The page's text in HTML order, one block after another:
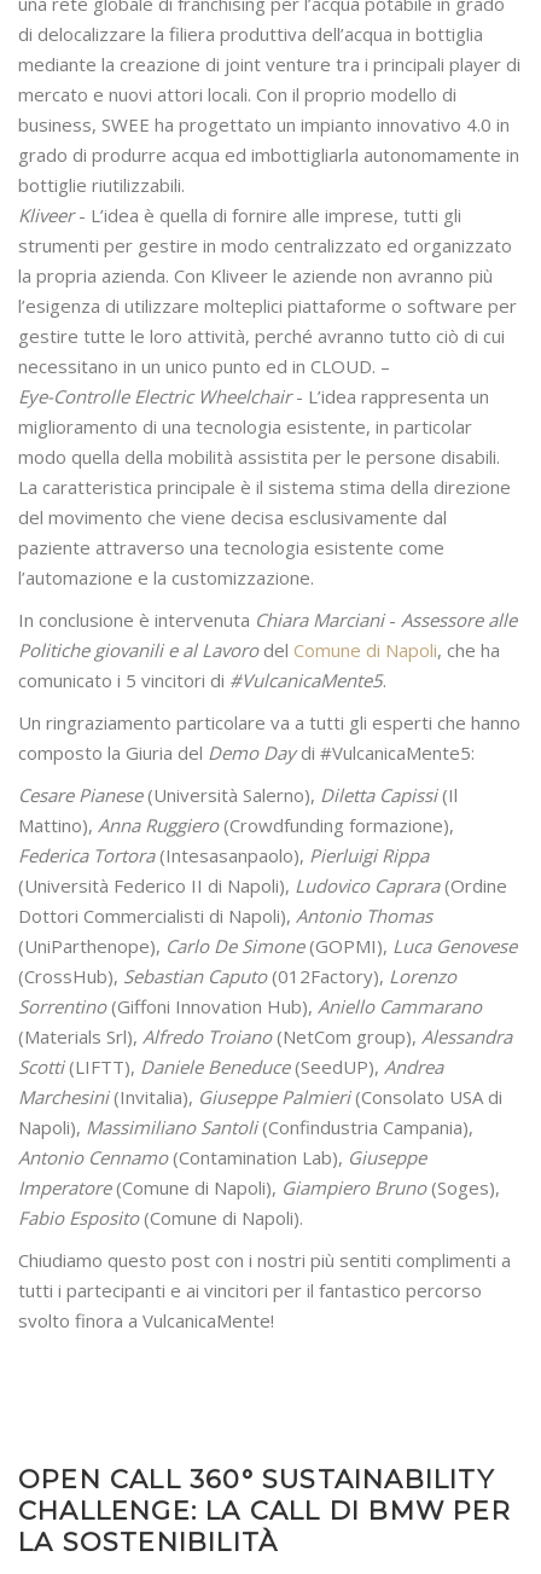
di delocalizzare la filiera produttiva dell’acqua in bottiglia
mediante la creazione di joint venture tra i principali player di
mercato e nuovi attori locali. Con il proprio modello di
business, SWEE ha progettato un impianto innovativo 4.0 in
grado di produrre acqua ed imbottigliarla autonomamente in
bottiglie riutilizzabili.
Kliveer- L’idea è quella di fornire alle imprese, tutti gli
strumenti per gestire in modo centralizzato ed organizzato
la propria azienda. Con Kliveer le aziende non avranno più
l’esigenza di utilizzare molteplici piattaforme o software per
gestire tutte le loro attività, perché avranno tutto ciò di cui
necessitano in un unico punto ed in CLOUD. –
Eye-Controlle Electric Wheelchair- L’idea rappresenta un
miglioramento di una tecnologia esistente, in particolar
modo quella della mobilità assistita per le persone disabili.
La caratteristica principale è il sistema stima della direzione
del movimento che viene decisa esclusivamente dal
paziente attraverso una tecnologia esistente come
l’automazione e la customizzazione.
In conclusione è intervenuta Chiara Marciani- Assessore alle
Politiche giovanili e al Lavorodel Comune di Napoli, che ha
comunicato i 5 vincitori di #VulcanicaMente5.
Un ringraziamento particolare va a tutti gli esperti che hanno
composto la Giuria del Demo Daydi #VulcanicaMente5:
Cesare Pianese(Università Salerno), Diletta Capissi(Il
Mattino), Anna Ruggiero(Crowdfunding formazione),
Federica Tortora(Intesasanpaolo), Pierluigi Rippa
(Università Federico II di Napoli), Ludovico Caprara(Ordine
Dottori Commercialisti di Napoli), Antonio Thomas
(UniParthenope), Carlo De Simone(GOPMI), Luca Genovese
(CrossHub), Sebastian Caputo(012Factory), Lorenzo
Sorrentino(Giffoni Innovation Hub), Aniello Cammarano
(Materials Srl), Alfredo Troiano(NetCom group), Alessandra
Scotti(LIFTT), Daniele Beneduce(SeedUP), Andrea
Marchesini(Invitalia), Giuseppe Palmieri(Consolato USA di
Napoli), Massimiliano Santoli(Confindustria Campania),
Antonio Cennamo(Contamination Lab), Giuseppe
Imperatore(Comune di Napoli), Giampiero Bruno(Soges),
Fabio Esposito(Comune di Napoli).
Chiudiamo questo post con i nostri più sentiti complimenti a
tutti i partecipanti e ai vincitori per il fantastico percorso
svolto finora a VulcanicaMente!
OPEN CALL 360° SUSTAINABILITY
CHALLENGE: LA CALL DI BMW PER
LA SOSTENIBILITÀ